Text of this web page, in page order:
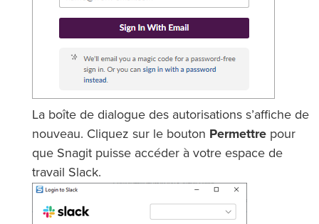
La boîte de dialogue des autorisations s’affiche de
nouveau. Cliquez sur le bouton Permettre pour
que Snagit puisse accéder à votre espace de
travail Slack.